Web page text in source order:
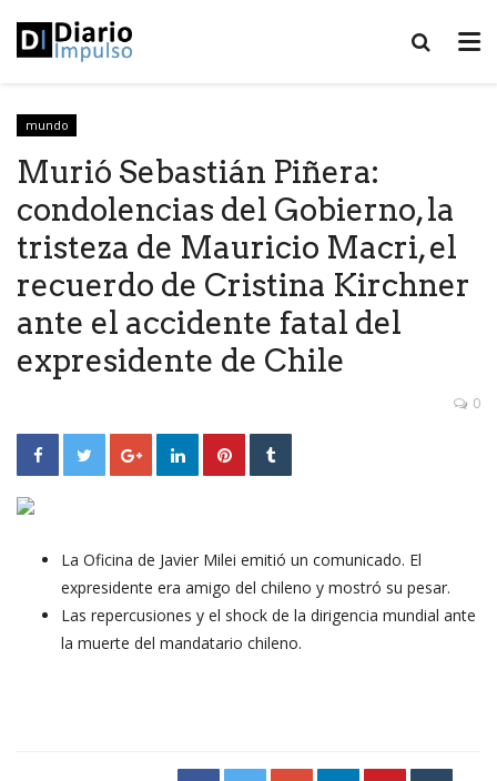
mundo
Murió Sebastián Piñera:
condolencias del Gobierno, la
tristeza de Mauricio Macri, el
recuerdo de Cristina Kirchner
ante el accidente fatal del
expresidente de Chile
0
La Oficina de Javier Milei emitió un comunicado. El
expresidente era amigo del chileno y mostró su pesar.
Las repercusiones y el shock de la dirigencia mundial ante
la muerte del mandatario chileno.